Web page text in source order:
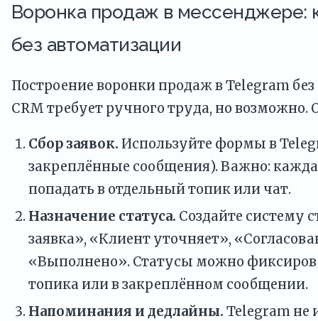
Воронка продаж в мессенджере:
без автоматизации
Построение воронки продаж в Telegram
CRM требует ручного труда, но возможно.
Сбор заявок. Используйте формы в
закреплённые сообщения). Важно:
попадать в отдельный топик или чат.
Назначение статуса. Создайте систему
заявка», «Клиент уточняет»,
«Выполнено». Статусы можно
топика или в закреплённом сообщении.
Напоминания и дедлайны. Telegram не